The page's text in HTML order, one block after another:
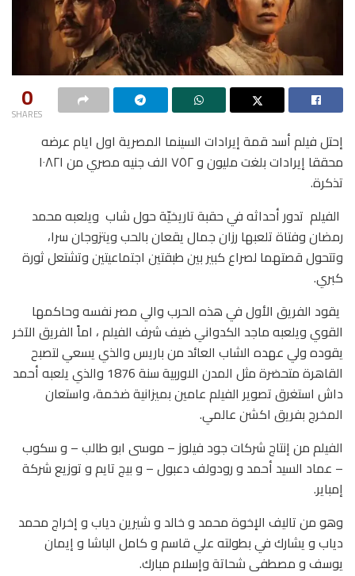
0
SHARES
إحتل فيلم أسد قمة إيرادات السينما المصرية اول ايام عرضه
محققا إيرادات بلغت مليون و ٧٥٢ الف جنيه مصري من ١٠٨٢١
تذكرة.
الفيلم تدور أحداثه في حقبة تاريخيّة حول شاب ويلعبه محمد
رمضان وفتاة تلعبها رزان جمال يقعان بالحب ويتزوجان سرا،
وتتحول قصتهما لصراع كبير بين طبقتين اجتماعيتين وتشتعل ثورة
كبري.
يقود الفريق الأول في هذه الحرب والي مصر نفسه وحاكمها
القوي ويلعبه ماجد الكدواني ضيف شرف الفيلم ، اماً الفريق الآخر
يقوده ولي عهده الشاب العائد من باريس والذي يسعي لتصبح
القاهرة متحضرة مثل المدن الاوربية سنة 1876 والذي يلعبه أحمد
داش استغرق تصوير الفيلم عامين بميزانية ضخمة، واستعان
المخرج بفريق اكشن عالمي.
الفيلم من إنتاج شركات جود فيلوز – موسى ابو طالب – و سكوب
– عماد السيد أحمد و رودولف دعبول – و بيج تايم و توزيع شركة
إمباير.
وهو من تاليف الإخوة محمد و خالد و شيرين دياب و إخراج محمد
دياب و يشارك في بطولته علي قاسم و كامل الباشا و إيمان
يوسف و مصطفى شحاتة وإسلام مبارك.